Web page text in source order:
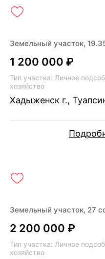
Земельный участок,
1 200 000 ₽
Тип участка: Личное
хозяйство
Хадыженск г.,
Земельный участок, 27
2 200 000 ₽
Тип участка: Личное
хозяйство